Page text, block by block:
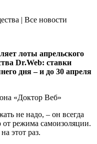
| Все новости
лоты апрельского
Dr.Web: ставки
дня – и до 30 апреля
«Доктор Веб»
не надо, – он всегда
от режима самоизоляции.
этот раз.